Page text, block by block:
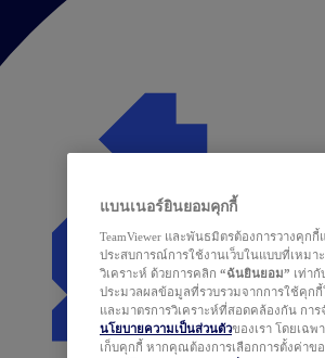
แบนเนอร์ยินยอมคุกกี้
TeamViewer และพันธมิตรต้องการวางคุ
ประสบการณ์การใช้งานเว็บในแบบที่เหมา
วิเคราะห์ ด้วยการคลิก “ฉันยินยอม” เท่า
ประมวลผลข้อมูลที่รวบรวมจากการใช้คุ
และมาตรการวิเคราะห์ที่สอดคล้องกัน กา
นโยบายความเป็นส่วนตัวของเรา โดยเฉ
เก็บคุกกี้ หากคุณต้องการเลือกการตั้งค่าข